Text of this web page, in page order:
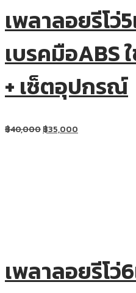
เพลาลอยรีโว่
เบรคมือABS
+ เซ็ตอุปกรณ์
฿40,000฿35,000
เพลาลอยรีโว่